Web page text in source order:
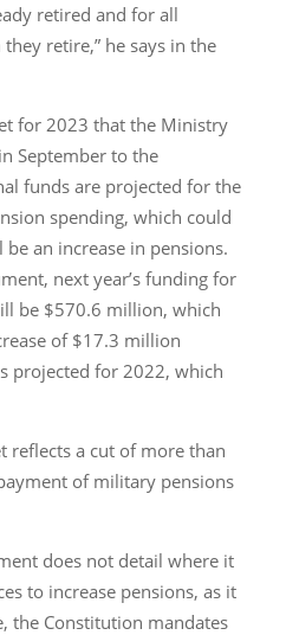
retired and for all
retire,” he says in the
for 2023 that the Ministry
September to the
funds are projected for the
spending, which could
an increase in pensions.
next year’s funding for
be $570.6 million, which
of $17.3 million
projected for 2022, which
reflects a cut of more than
of military pensions
does not detail where it
to increase pensions, as it
the Constitution mandates